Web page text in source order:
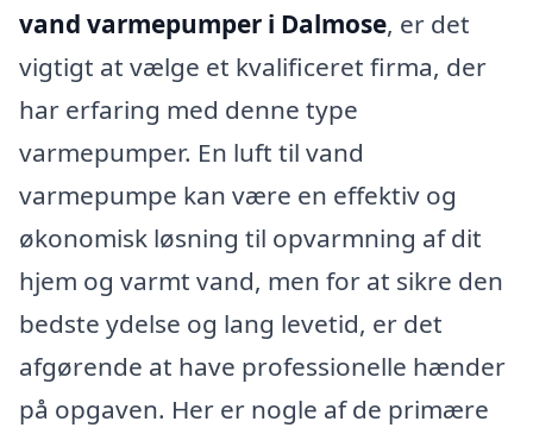
vand varmepumper i Dalmose, er det
vigtigt at vælge et kvalificeret firma, der
har erfaring med denne type
varmepumper. En luft til vand
varmepumpe kan være en effektiv og
økonomisk løsning til opvarmning af dit
hjem og varmt vand, men for at sikre den
bedste ydelse og lang levetid, er det
afgørende at have professionelle hænder
på opgaven. Her er nogle af de primære